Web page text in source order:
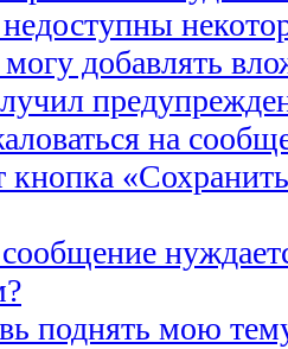
добавлять
на
кнопка
поднять мою